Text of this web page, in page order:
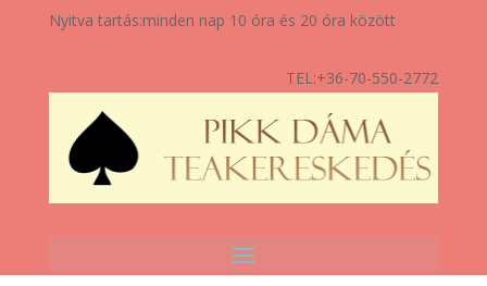
Nyitva tartás:minden nap 10 óra és 20 óra között
TEL:+36-70-550-2772